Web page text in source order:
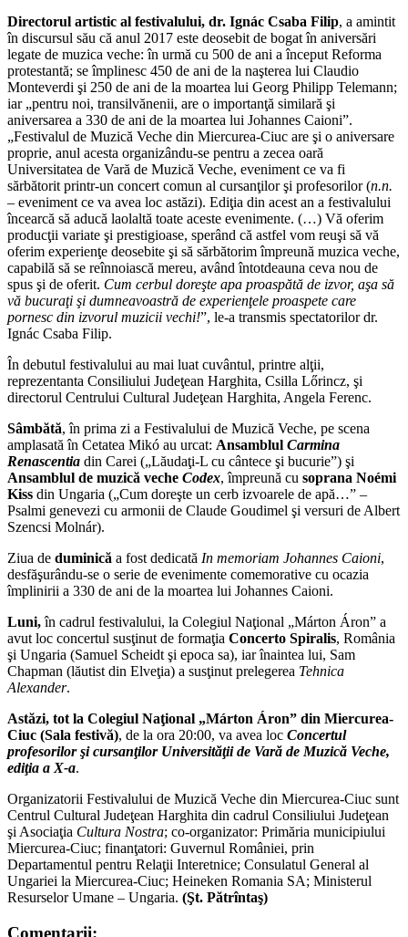
Directorul artistic al festivalului, dr. Ignác Csaba Filip, a amintit
în discursul său că anul 2017 este deosebit de bogat în aniversări
legate de muzica veche: în urmă cu 500 de ani a început Reforma
protestantă; se împlinesc 450 de ani de la naşterea lui Claudio
Monteverdi şi 250 de ani de la moartea lui Georg Philipp Telemann;
iar „pentru noi, transilvănenii, are o importanţă similară şi
aniversarea a 330 de ani de la moartea lui Johannes Caioni”.
„Festivalul de Muzică Veche din Miercurea-Ciuc are şi o aniversare
proprie, anul acesta organizându-se pentru a zecea oară
Universitatea de Vară de Muzică Veche, eveniment ce va fi
sărbătorit printr-un concert comun al cursanţilor şi profesorilor (n.n.
– eveniment ce va avea loc astăzi). Ediţia din acest an a festivalului
încearcă să aducă laolaltă toate aceste evenimente. (…) Vă oferim
producţii variate şi prestigioase, sperând că astfel vom reuşi să vă
oferim experienţe deosebite şi să sărbătorim împreună muzica veche,
capabilă să se reînnoiască mereu, având întotdeauna ceva nou de
spus şi de oferit. Cum cerbul doreşte apa proaspătă de izvor, aşa să
vă bucuraţi şi dumneavoastră de experienţele proaspete care
pornesc din izvorul muzicii vechi!”, le-a transmis spectatorilor dr.
Ignác Csaba Filip.
În debutul festivalului au mai luat cuvântul, printre alţii,
reprezentanta Consiliului Judeţean Harghita, Csilla Lőrincz, şi
directorul Centrului Cultural Judeţean Harghita, Angela Ferenc.
Sâmbătă, în prima zi a Festivalului de Muzică Veche, pe scena
amplasată în Cetatea Mikó au urcat: Ansamblul Carmina
Renascentia din Carei („Lăudaţi-L cu cântece şi bucurie”) şi
Ansamblul de muzică veche Codex, împreună cu soprana Noémi
Kiss din Ungaria („Cum doreşte un cerb izvoarele de apă…” –
Psalmi genevezi cu armonii de Claude Goudimel şi versuri de Albert
Szencsi Molnár).
Ziua de duminică a fost dedicată In memoriam Johannes Caioni,
desfăşurându-se o serie de evenimente comemorative cu ocazia
împlinirii a 330 de ani de la moartea lui Johannes Caioni.
Luni,în cadrul festivalului, la Colegiul Naţional „Márton Áron” a
avut loc concertul susţinut de formaţia Concerto Spiralis, România
şi Ungaria (Samuel Scheidt şi epoca sa), iar înaintea lui, Sam
Chapman (lăutist din Elveţia) a susţinut prelegerea Tehnica
Alexander.
Astăzi, tot la Colegiul Naţional „Márton Áron” din Miercurea-
Ciuc (Sala festivă), de la ora 20:00, va avea loc Concertul
profesorilor şi cursanţilor Universităţii de Vară de Muzică Veche,
ediţia a X-a.
Organizatorii Festivalului de Muzică Veche din Miercurea-Ciuc sunt
Centrul Cultural Judeţean Harghita din cadrul Consiliului Judeţean
şi Asociaţia Cultura Nostra; co-organizator: Primăria municipiului
Miercurea-Ciuc; finanţatori: Guvernul României, prin
Departamentul pentru Relaţii Interetnice; Consulatul General al
Ungariei la Miercurea-Ciuc; Heineken Romania SA; Ministerul
Resurselor Umane – Ungaria. (Şt. Pătrîntaş)
Comentarii: